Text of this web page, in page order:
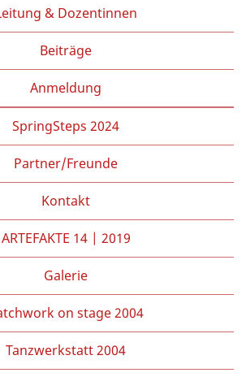
& Dozentinnen
Beiträge
Anmeldung
SpringSteps 2024
Partner/Freunde
Kontakt
ARTEFAKTE 14 | 2019
Galerie
on stage 2004
Tanzwerkstatt 2004